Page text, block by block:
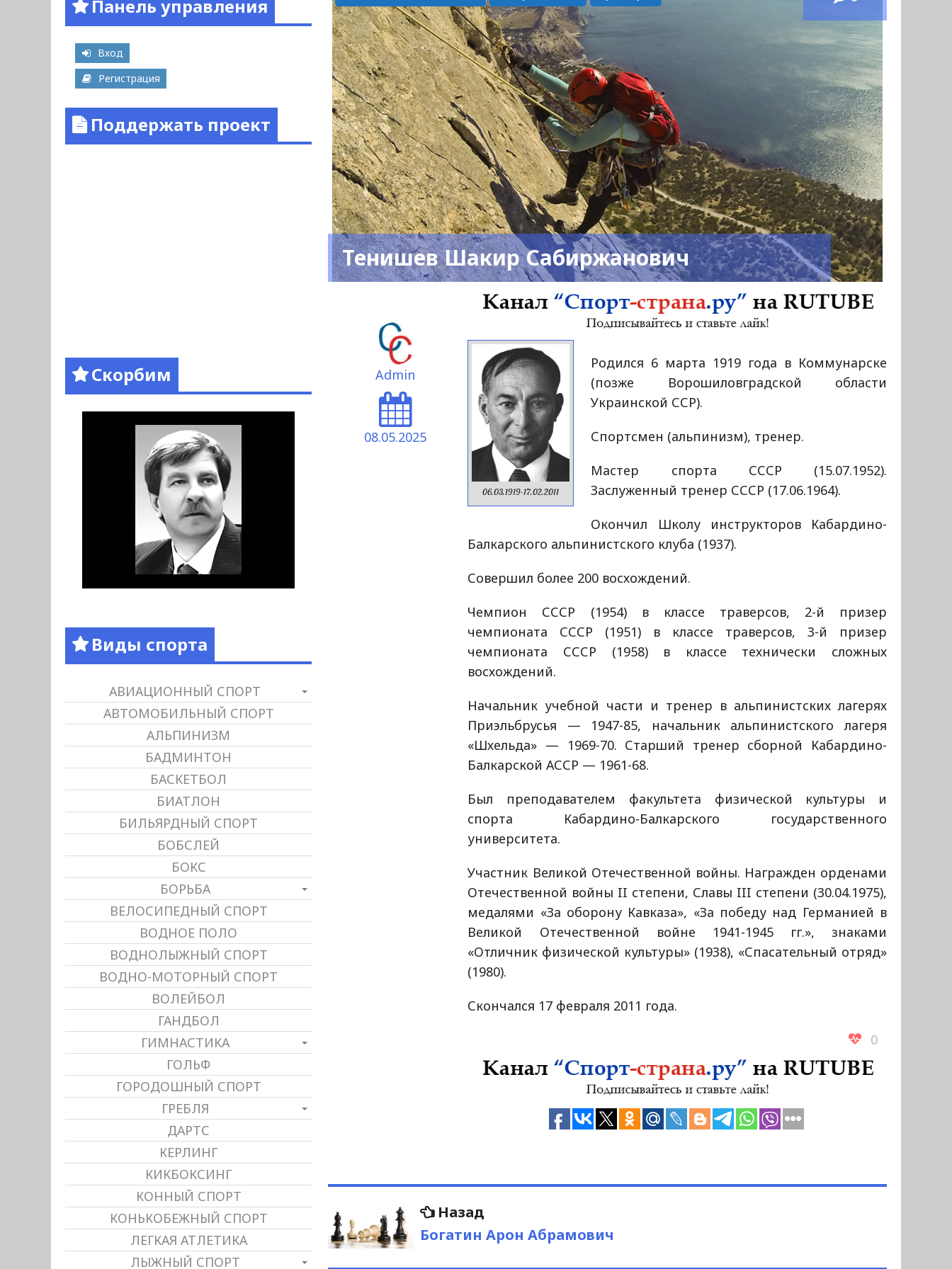
Тенишев Шакир Сабиржанович
Admin
08.05.2025
06.03.1919-17.02.2011
Родился 6 марта 1919 года в Коммунарске
(позже Ворошиловградской области
Украинской ССР).
Спортсмен (альпинизм), тренер.
Мастер спорта СССР (15.07.1952).
Заслуженный тренер СССР (17.06.1964).
Окончил Школу инструкторов Кабардино-
Балкарского альпинистского клуба (1937).
Совершил более 200 восхождений.
Чемпион СССР (1954) в классе траверсов, 2-й призер
чемпионата СССР (1951) в классе траверсов, 3-й призер
чемпионата СССР (1958) в классе технически сложных
восхождений.
Начальник учебной части и тренер в альпинистских лагерях
Приэльбрусья — 1947-85, начальник альпинистского лагеря
«Шхельда» — 1969-70. Старший тренер сборной Кабардино-
Балкарской АССР — 1961-68.
Был преподавателем факультета физической культуры и
спорта Кабардино-Балкарского государственного
университета.
Участник Великой Отечественной войны. Награжден орденами
Отечественной войны II степени, Славы III степени (30.04.1975),
медалями «За оборону Кавказа», «За победу над Германией в
Великой Отечественной войне 1941-1945 гг.», знаками
«Отличник физической культуры» (1938), «Спасательный отряд»
(1980).
Скончался 17 февраля 2011 года.
0
Навигация
по
Назад
запись:
Богатин Арон Абрамович
Панель управления
Вход
Регистрация
Поддержать проект
Скорбим
Виды спорта
АВИАЦИОННЫЙ СПОРТ
АВТОМОБИЛЬНЫЙ СПОРТ
АЛЬПИНИЗМ
БАДМИНТОН
БАСКЕТБОЛ
БИАТЛОН
БИЛЬЯРДНЫЙ СПОРТ
БОБСЛЕЙ
БОКС
БОРЬБА
ВЕЛОСИПЕДНЫЙ СПОРТ
ВОДНОЕ ПОЛО
ВОДНОЛЫЖНЫЙ СПОРТ
ВОДНО-МОТОРНЫЙ СПОРТ
ВОЛЕЙБОЛ
ГАНДБОЛ
ГИМНАСТИКА
ГОЛЬФ
ГОРОДОШНЫЙ СПОРТ
ГРЕБЛЯ
ДАРТС
КЕРЛИНГ
КИКБОКСИНГ
КОННЫЙ СПОРТ
КОНЬКОБЕЖНЫЙ СПОРТ
ЛЕГКАЯ АТЛЕТИКА
ЛЫЖНЫЙ СПОРТ